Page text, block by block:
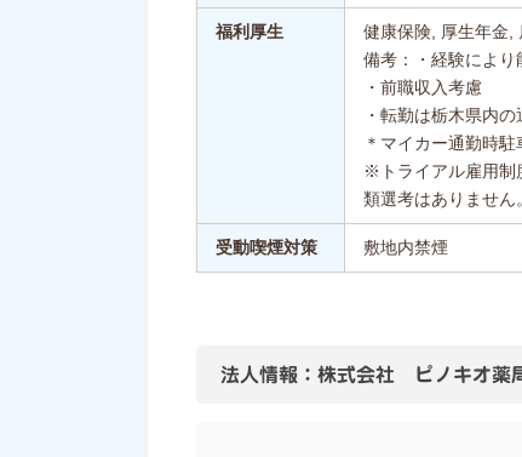
福利厚生
健康保険, 厚生年金,
備考：・経験により
・前職収入考慮
・転勤は栃木県内
＊マイカー通勤時
※トライアル雇用制
類選考はありません。
受動喫煙対策 敷地内禁煙
法人情報：株式会社 ピノキオ薬